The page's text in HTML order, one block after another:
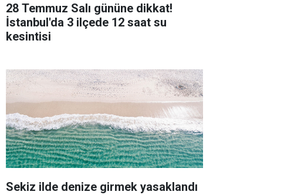
28 Temmuz Salı gününe dikkat!
İstanbul'da 3 ilçede 12 saat su
kesintisi
Sekiz ilde denize girmek yasaklandı